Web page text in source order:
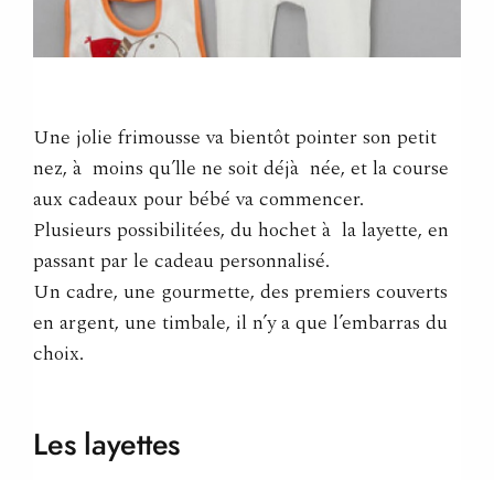
Une jolie frimousse va bientôt pointer son petit
nez, à moins qu’lle ne soit déjà née, et la course
aux cadeaux pour bébé va commencer.
Plusieurs possibilitées, du hochet à la layette, en
passant par le cadeau personnalisé.
Un cadre, une gourmette, des premiers couverts
en argent, une timbale, il n’y a que l’embarras du
choix.
Les layettes